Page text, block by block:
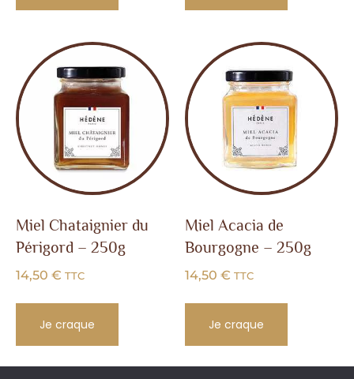
Miel Chataignier du
Périgord – 250g
14,50 € TTC
Je craque
Miel Acacia de
Bourgogne – 250g
14,50 € TTC
Je craque